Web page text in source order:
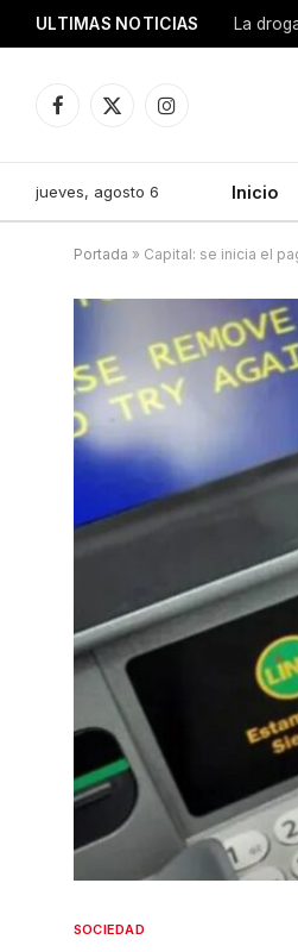
ULTIMAS NOTICIAS
Facebook
X
Instagram
jueves, agosto 6 Inicio
Portada » Capital: se inicia el
SOCIEDAD